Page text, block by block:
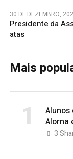
30 DE DEZEMBRO,
Presidente da
atas
Mais
1
Alunos
Alorna
3